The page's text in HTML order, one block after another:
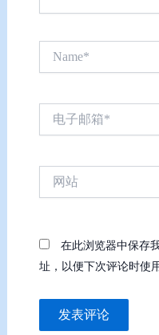
在此浏览器中保存
址，以便下次评论时使用